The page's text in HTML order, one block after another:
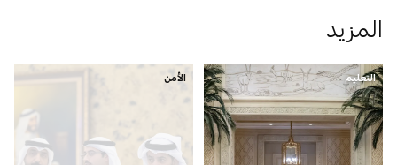
المزيد
التعليم الأمن